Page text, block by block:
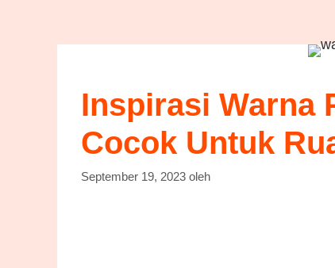
Inspirasi Warna
Cocok Untuk
September 19, 2023 oleh